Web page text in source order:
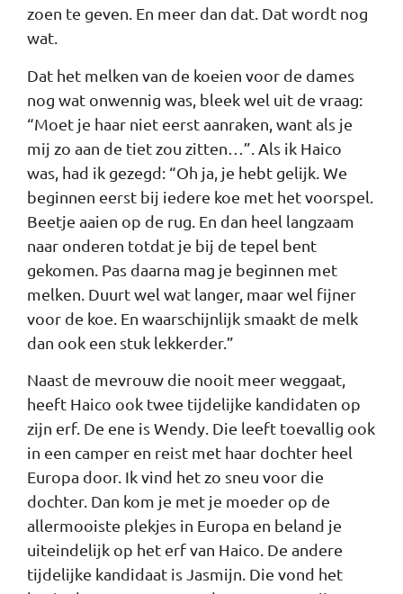
zoen te geven. En meer dan dat. Dat wordt nog
wat.
Dat het melken van de koeien voor de dames
nog wat onwennig was, bleek wel uit de vraag:
“Moet je haar niet eerst aanraken, want als je
mij zo aan de tiet zou zitten…”. Als ik Haico
was, had ik gezegd: “Oh ja, je hebt gelijk. We
beginnen eerst bij iedere koe met het voorspel.
Beetje aaien op de rug. En dan heel langzaam
naar onderen totdat je bij de tepel bent
gekomen. Pas daarna mag je beginnen met
melken. Duurt wel wat langer, maar wel fijner
voor de koe. En waarschijnlijk smaakt de melk
dan ook een stuk lekkerder.”
Naast de mevrouw die nooit meer weggaat,
heeft Haico ook twee tijdelijke kandidaten op
zijn erf. De ene is Wendy. Die leeft toevallig ook
in een camper en reist met haar dochter heel
Europa door. Ik vind het zo sneu voor die
dochter. Dan kom je met je moeder op de
allermooiste plekjes in Europa en beland je
uiteindelijk op het erf van Haico. De andere
tijdelijke kandidaat is Jasmijn. Die vond het